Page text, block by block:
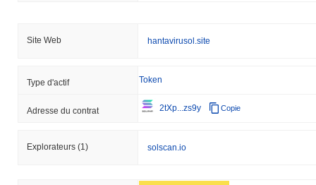
Site Web hantavirusol.site
Type d'actif Token
Adresse du contrat 2tXp...zs9y Copie
Explorateurs (1) solscan.io